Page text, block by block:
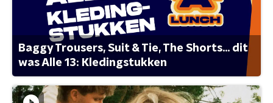
Baggy Trousers, Suit & Tie, The Shorts... dit
was Alle 13: Kledingstukken